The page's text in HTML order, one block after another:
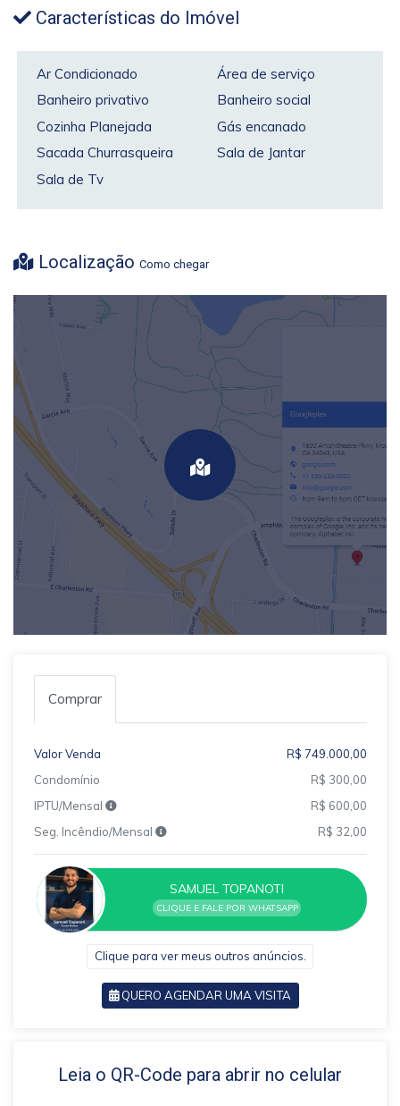
Características do Imóvel
Ar Condicionado
Área de serviço
Banheiro privativo
Banheiro social
Cozinha Planejada
Gás encanado
Sacada Churrasqueira
Sala de Jantar
Sala de Tv
Localização Como chegar
Comprar
Valor Venda
R$ 749.000,00
Condomínio
R$ 300,00
IPTU/Mensal
R$ 600,00
Seg. Incêndio/Mensal
R$ 32,00
SAMUEL TOPANOTI
CLIQUE E FALE POR WHATSAPP
Clique para ver meus outros anúncios.
QUERO AGENDAR UMA VISITA
VOLTAR
Leia o QR-Code para abrir no celular